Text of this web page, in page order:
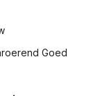
Goed